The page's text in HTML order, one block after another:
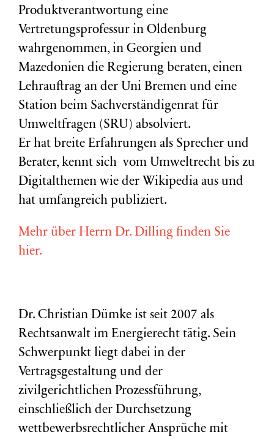
Produktverantwortung eine
Vertretungsprofessur in Oldenburg
wahrgenommen, in Georgien und
Mazedonien die Regierung beraten, einen
Lehrauftrag an der Uni Bremen und eine
Station beim Sachverständigenrat für
Umweltfragen (SRU) absolviert.
Er hat breite Erfahrungen als Sprecher und
Berater, kennt sich vom Umweltrecht bis zu
Digitalthemen wie der Wikipedia aus und
hat umfangreich publiziert.
Mehr über Herrn Dr. Dilling finden Sie
hier.
Dr. Christian Dümke ist seit 2007 als
Rechtsanwalt im Energierecht tätig. Sein
Schwerpunkt liegt dabei in der
Vertragsgestaltung und der
zivilgerichtlichen Prozessführung,
einschließlich der Durchsetzung
wettbewerbsrechtlicher Ansprüche mit